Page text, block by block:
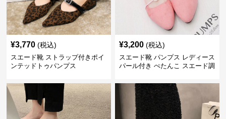
¥3,770 (税込)
スエード靴 ストラップ付きポイ
ンテッドトゥパンプス
¥3,200 (税込)
スエード靴 パンプス レディース
パール付き ぺたんこ スエード調